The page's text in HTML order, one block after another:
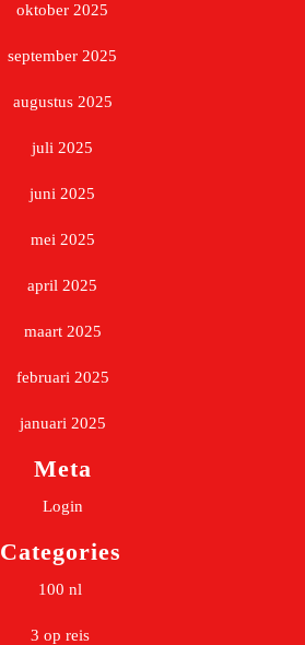
oktober 2025
september 2025
augustus 2025
juli 2025
juni 2025
mei 2025
april 2025
maart 2025
februari 2025
januari 2025
Meta
Login
Categories
100 nl
3 op reis